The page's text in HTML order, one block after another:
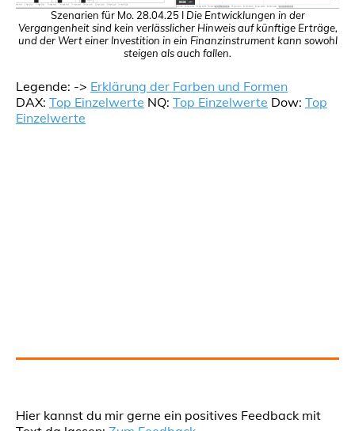
Szenarien für Mo. 28.04.25 I Die Entwicklungen in der
Vergangenheit sind kein verlässlicher Hinweis auf künftige Erträge,
und der Wert einer Investition in ein Finanzinstrument kann sowohl
steigen als auch fallen.
Legende: -> Erklärung der Farben und Formen
DAX: Top Einzelwerte NQ: Top Einzelwerte Dow: Top
Einzelwerte
Hier kannst du mir gerne ein positives Feedback mit